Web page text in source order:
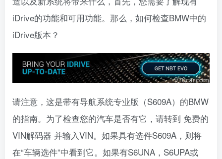
iDrive的功能和可用功能。那么，如何检查BMW中的
iDrive版本？
请注意，这是带有导航系统专业版（S609A）的BMW
的指南。为了检查您的汽车是否有它，请转到 免费的
VIN解码器 并输入VIN。如果具有选件S609A，则将
在“车辆选件”中看到它。如果有S6UNA，S6UPA或